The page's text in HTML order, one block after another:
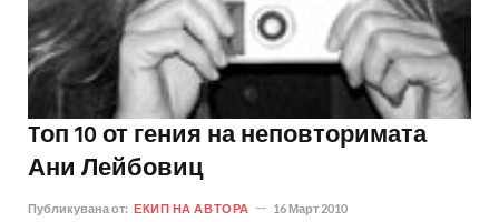
Tоп 10 от гения на неповторимата
Ани Лейбовиц
Публикувана от: ЕКИП НА АВТОРА 16 Март 2010